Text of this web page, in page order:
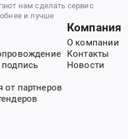
нам сделать сервис
и лучше
партнеров
Компания
О компании
Контакты
Новости